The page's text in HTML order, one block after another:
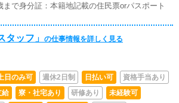
まで身分証：本籍地記載の住民票orパスポート
タッフ」 の仕事情報を詳しく見る
日のみ可 週休2日制 日払い可
資格手当あり
給 寮・社宅あり 研修あり
未経験可